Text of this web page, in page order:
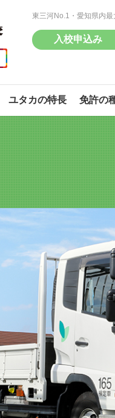
東三河No.1・愛知県内
入校申込み
ユタカの特長 免許の
大型特
大型二
大型特
大型二